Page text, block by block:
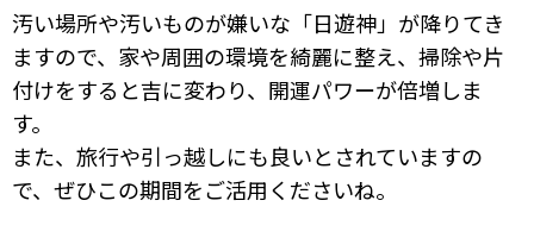
汚い場所や汚いものが嫌いな「日遊神」が降りてき
ますので、家や周囲の環境を綺麗に整え、掃除や片
付けをすると吉に変わり、開運パワーが倍増しま
す。
また、旅行や引っ越しにも良いとされていますの
で、ぜひこの期間をご活用くださいね。